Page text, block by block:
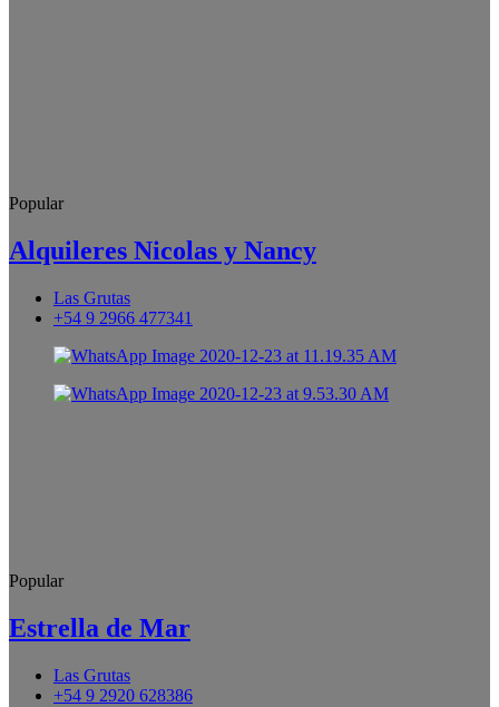
Popular
Alquileres Nicolas y Nancy
Las Grutas
+54 9 2966 477341
Popular
Estrella de Mar
Las Grutas
+54 9 2920 628386